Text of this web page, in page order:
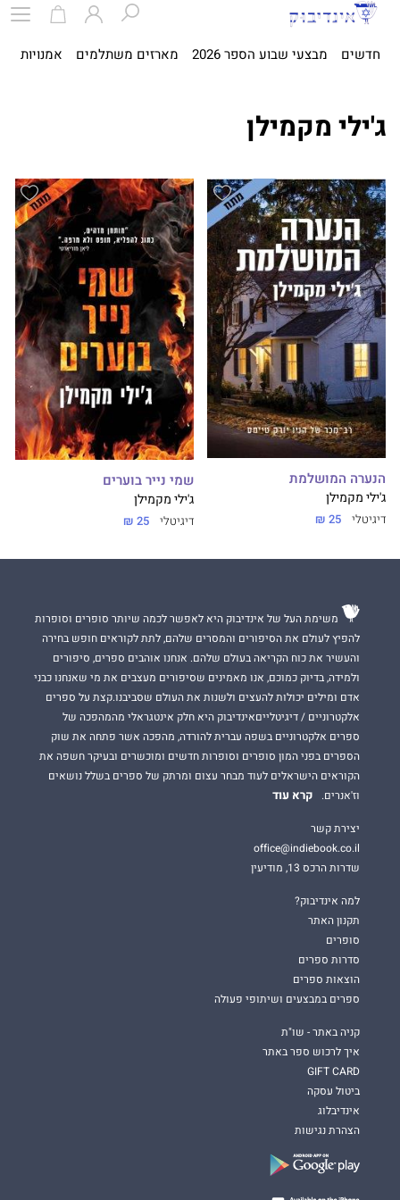
חדשים מבצעי שבוע הספר 2026 מארזים משתלמים אמנויות
ג'ילי מקמילן
הנערה המושלמת
ג'ילי מקמילן
דיגיטלי 25 ₪
שמי נייר בוערים
ג'ילי מקמילן
דיגיטלי 25 ₪
משימת העל של אינדיבוק היא לאפשר לכמה שיותר סופרים וסופרות
להפיץ לעולם את הסיפורים והמסרים שלהם, לתת לקוראים חופש בחירה
והעשיר את כוח הקריאה בעולם שלהם. אנחנו אוהבים ספרים, סיפורים
ולמידה, בדיוק כמוכם, אנו מאמינים שסיפורים מעצבים את מי שאנחנו כבני
אדם ומילים יכולות להעצים ולשנות את העולם שסביבנו.קצת על ספרים
אלקטרוניים / דיגיטלייםאינדיבוק היא חלק אינטגראלי מהמהפכה של
ספרים אלקטרוניים בשפה עברית להורדה, מהפכה אשר פתחה את שוק
הספרים בפני המון סופרים וסופרות חדשים ומוכשרים ובעיקר חשפה את
הקוראים הישראלים לעוד מבחר עצום ומרתק של ספרים בשלל נושאים
וז'אנרים.
קרא עוד
יצירת קשר
office@indiebook.co.il
שדרות הרכס 13, מודיעין
למה אינדיבוק?
תקנון האתר
סופרים
סדרות ספרים
הוצאות ספרים
ספרים במבצעים ושיתופי פעולה
קניה באתר - שו"ת
איך לרכוש ספר באתר
GIFT CARD
ביטול עסקה
אינדיבלוג
הצהרת נגישות